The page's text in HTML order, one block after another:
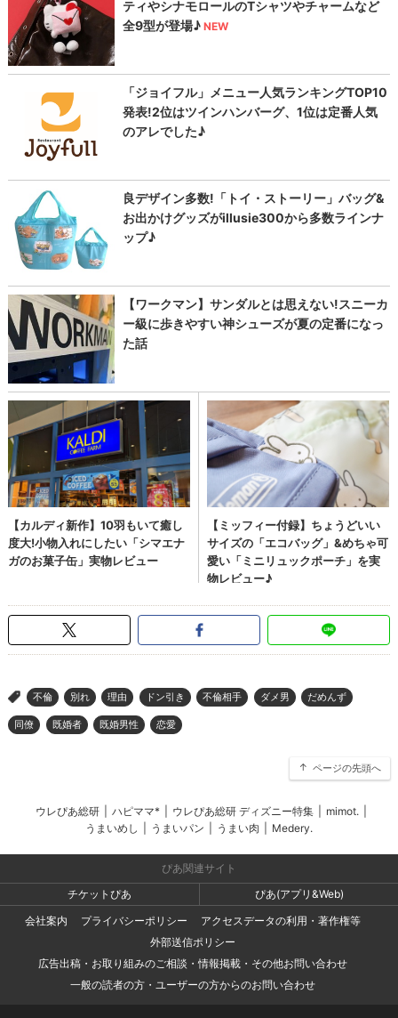
> 不倫 別れ 理由 ドン引き 不倫相手 ダメ男 だめんず
同僚 既婚者 既婚男性 恋愛
ページの先頭へ
ウレぴあ総研 ハピママ* ウレぴあ総研 ディズニー特集 mimot.
うまいめし
うまいパン うまい肉 Medery.
ぴあ関連サイト
チケットぴあ
ぴあ(アプリ&Web)
会社案内
プライバシーポリシー
アクセスデータの利用・著作権等
外部送信ポリシー
広告出稿・お取り組みのご相談・情報掲載・その他お問い合わせ
一般の読者の方・ユーザーの方からのお問い合わせ